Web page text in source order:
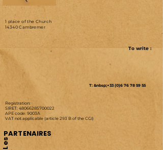
1 place of the Church
14340 Cambremer
To write :
Registration:
SIRET: 48066285700022
APE code: 9003A
VAT not applicable (article 293 B of the CGI)
T: &nbsp;+33 (0)6 76 78 59 55
Les
PARTENAIRES